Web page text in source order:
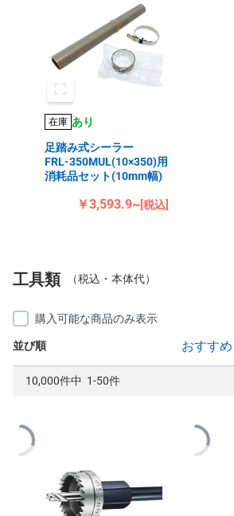
在庫 あり
足踏み式シーラー
FRL-350MUL(10×350)用
消耗品セット(10mm幅)
￥3,593.9~[税込]
工具類 （税込・本体代）
購入可能な商品のみ表示
並び順
10,000件中 1-50件